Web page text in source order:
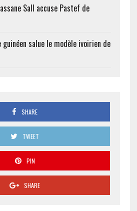
Sall accuse Pastef de
salue le modèle ivoirien de
SHARE
TWEET
PIN
SHARE